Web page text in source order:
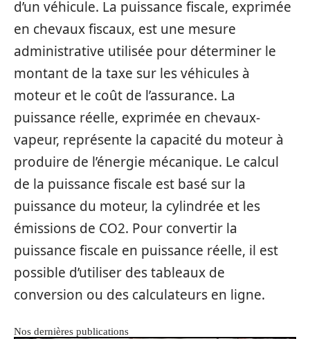
d’un véhicule. La puissance fiscale, exprimée
en chevaux fiscaux, est une mesure
administrative utilisée pour déterminer le
montant de la taxe sur les véhicules à
moteur et le coût de l’assurance. La
puissance réelle, exprimée en chevaux-
vapeur, représente la capacité du moteur à
produire de l’énergie mécanique. Le calcul
de la puissance fiscale est basé sur la
puissance du moteur, la cylindrée et les
émissions de CO2. Pour convertir la
puissance fiscale en puissance réelle, il est
possible d’utiliser des tableaux de
conversion ou des calculateurs en ligne.
Nos dernières publications